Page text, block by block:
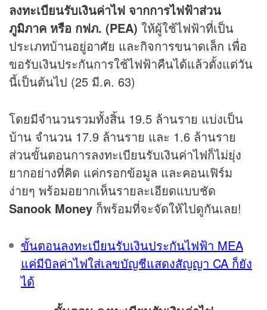
ลงทะเบียนรับเงินค่าไฟ จากการไฟฟ้าส่วน
ภูมิภาค หรือ กฟภ. (PEA) ให้ผู้ใช้ไฟฟ้าที่เป็น
ประเภทบ้านอยู่อาศัย และกิจการขนาดเล็ก เพื่อ
ขอรับเงินประกันการใช้ไฟฟ้าคืนได้แล้วตั้งแต่วัน
นี้เป็นต้นไป (25 มี.ค. 63)
โดยมีจำนวนรวมทั้งสิ้น 19.5 ล้านราย แบ่งเป็น
บ้าน จำนวน 17.9 ล้านราย และ 1.6 ล้านราย
ส่วนขั้นตอนการลงทะเบียนรับเงินค่าไฟก็ไม่ยุ่ง
ยากอย่างที่คิด แค่กรอกข้อมูล และคอนเฟิร์ม
ง่ายๆ พร้อมอยากเห็นรายละเอียดแบบชัด
Sanook Money ก็พร้อมที่จะจัดให้ไปดูกันเลย!
ขั้นตอนลงทะเบียนรับเงินประกันไฟฟ้า MEA
แค่มีบิลค่าไฟใส่เลขบัญชีแสดงสัญญา CA ก็ยัง
ได้